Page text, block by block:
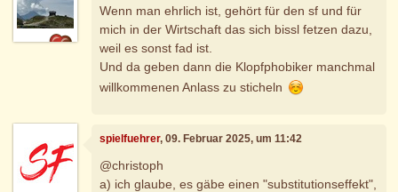
Wenn man ehrlich ist, gehört für den sf und für
mich in der Wirtschaft das sich bissl fetzen dazu,
weil es sonst fad ist.
Und da geben dann die Klopfphobiker manchmal
willkommenen Anlass zu sticheln
spielfuehrer, 09. Februar 2025, um 11:42
@christoph
a) ich glaube, es gäbe einen "substitutionseffekt",